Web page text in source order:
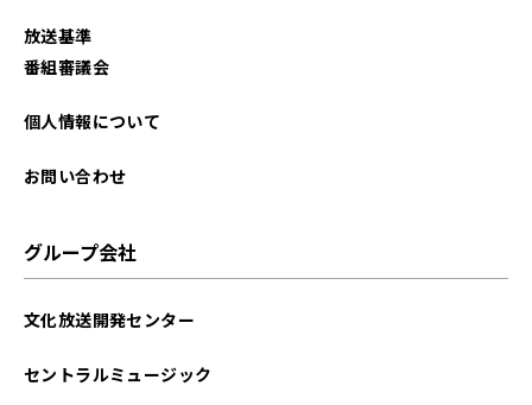
放送基準
番組審議会
個人情報について
お問い合わせ
グループ会社
文化放送開発センター
セントラルミュージック